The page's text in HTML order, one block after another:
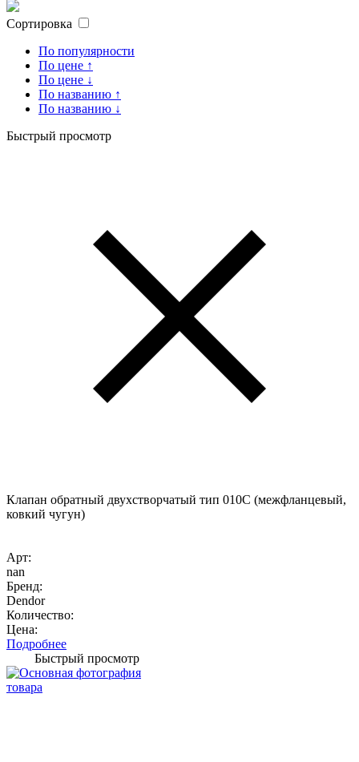
Сортировка
По популярности
По цене ↑
По цене ↓
По названию ↑
По названию ↓
Быстрый просмотр
Клапан обратный двухстворчатый тип 010C (межфланцевый,
ковкий чугун)
Арт:
nan
Бренд:
Dendor
Количество:
Цена:
Подробнее
Быстрый просмотр